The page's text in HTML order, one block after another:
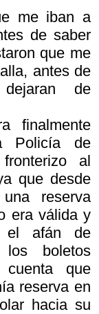
me iban a
de saber
que me
antes de
de
finalmente
Policía de
al
que desde
reserva
era válida y
el afán de
boletos
cuenta que
reserva en
hacia su